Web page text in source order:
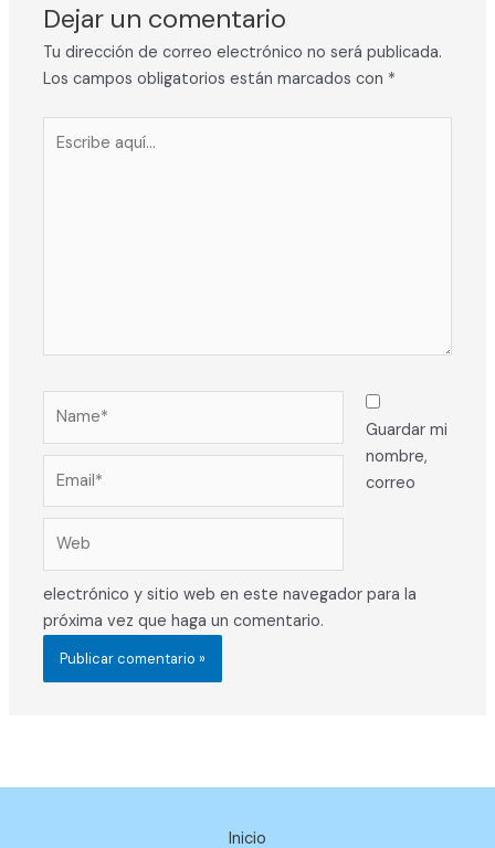
Dejar un comentario
Tu dirección de correo electrónico no será publicada.
Los campos obligatorios están marcados con *
aquí...
Guardar mi
nombre,
correo
electrónico y sitio web en este navegador para la
próxima vez que haga un comentario.
Inicio